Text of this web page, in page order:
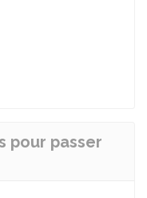
pour passer